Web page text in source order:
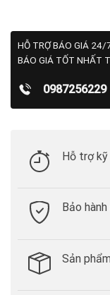
HỖ TRỢ BÁO GIÁ 24/
BÁO GIÁ TỐT NHẤT
0987256229
Hỗ trợ
Bảo
Sản